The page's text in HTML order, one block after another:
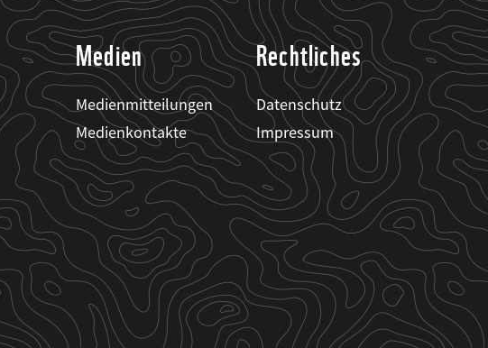
Medien
Medienmitteilungen
Medienkontakte
Rechtliches
Datenschutz
Impressum